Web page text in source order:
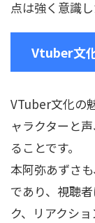
点は強く意識し
Vtuber文
VTuber文化の
ャラクターと
ることです。
本阿弥あずさ
であり、視聴
ク、リアクシ